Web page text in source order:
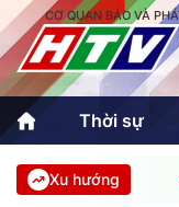
CƠ QUAN BÁO VÀ
Thời sự
Thời sự
Xu hướng